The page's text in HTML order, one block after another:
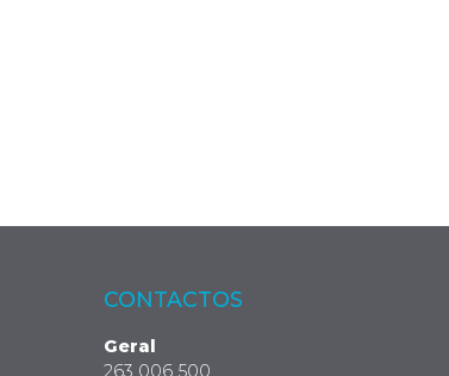
CONTACTOS
Geral
263 006 500